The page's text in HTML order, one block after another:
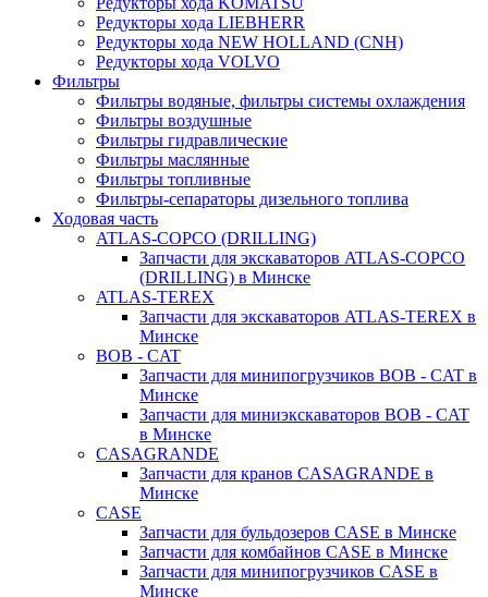
Редукторы хода LIEBHERR
Редукторы хода NEW HOLLAND (CNH)
Редукторы хода VOLVO
Фильтры
Фильтры водяные, фильтры системы охлаждения
Фильтры воздушные
Фильтры гидравлические
Фильтры маслянные
Фильтры топливные
Фильтры-сепараторы дизельного топлива
Ходовая часть
ATLAS-COPCO (DRILLING)
Запчасти для экскаваторов ATLAS-COPCO
(DRILLING) в Минске
ATLAS-TEREX
Запчасти для экскаваторов ATLAS-TEREX в
Минске
BOB - CAT
Запчасти для минипогрузчиков BOB - CAT в
Минске
Запчасти для миниэкскаваторов BOB - CAT
в Минске
CASAGRANDE
Запчасти для кранов CASAGRANDE в
Минске
CASE
Запчасти для бульдозеров CASE в Минске
Запчасти для комбайнов CASE в Минске
Запчасти для минипогрузчиков CASE в
Минске